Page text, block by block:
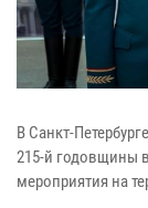
В Санкт-
215-й годовщины
мероприятия на